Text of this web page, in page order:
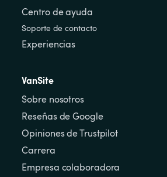
Centro de ayuda
Soporte de contacto
Experiencias
VanSite
Sobre nosotros
Reseñas de Google
Opiniones de Trustpilot
Carrera
Empresa colaboradora